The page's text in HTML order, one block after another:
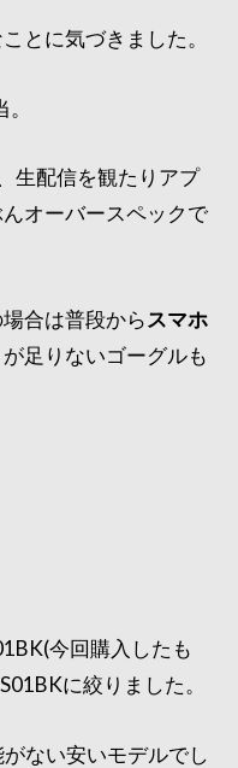
とに気づきました。
生配信を観たりアプ
オーバースペックで
合は普段からスマホ
足りないゴーグルも
今回購入したも
に絞りました。
ない安いモデルでし